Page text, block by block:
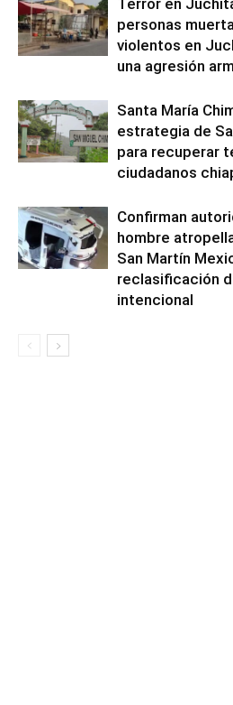
Terror en
personas
violentos en
una agresión
Santa María
estrategia de
para recuperar
ciudadanos
Confirman
hombre
San Martín
reclasificación
intencional